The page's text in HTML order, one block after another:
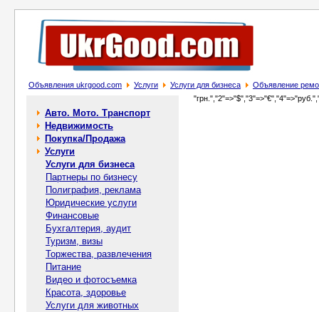
Объявления ukrgood.com Услуги Услуги для бизнеса Объявление
Авто. Мото. Транспорт
Недвижимость
Покупка/Продажа
Услуги
Услуги для бизнеса
Партнеры по бизнесу
Полиграфия, реклама
Юридические услуги
Финансовые
Бухгалтерия, аудит
Туризм, визы
Торжества, развлечения
Питание
Видео и фотосъемка
Красота, здоровье
Услуги для животных